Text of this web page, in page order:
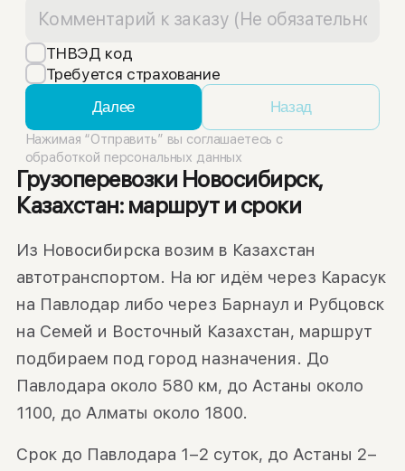
ТНВЭД код
Требуется страхование
Далее
Назад
Нажимая “Отправить” вы соглашаетесь с
обработкой персональных данных
Грузоперевозки Новосибирск,
Казахстан: маршрут и сроки
Из Новосибирска возим в Казахстан
автотранспортом. На юг идём через Карасук
на Павлодар либо через Барнаул и Рубцовск
на Семей и Восточный Казахстан, маршрут
подбираем под город назначения. До
Павлодара около 580 км, до Астаны около
1100, до Алматы около 1800.
Срок до Павлодара 1–2 суток, до Астаны 2–